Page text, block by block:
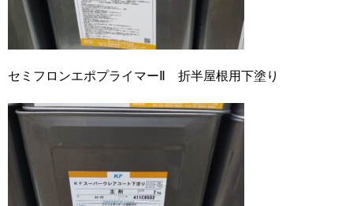
セミフロンエポプライマーⅡ 折半屋根用下塗り